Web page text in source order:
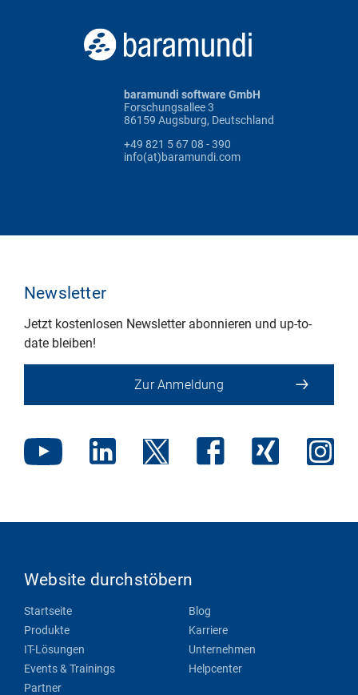
baramundi software GmbH
Forschungsallee 3
86159 Augsburg, Deutschland
+49 821 5 67 08 - 390
info(at)baramundi.com
Newsletter
Jetzt kostenlosen Newsletter abonnieren und up-to-
date bleiben!
Zur Anmeldung
Website durchstöbern
Startseite
Produkte
IT-Lösungen
Events & Trainings
Partner
Blog
Karriere
Unternehmen
Helpcenter